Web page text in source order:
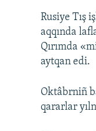
Rusiye Tış
aqqında
Qırımda
aytqan edi.
Oktâbrniñ
qararlar